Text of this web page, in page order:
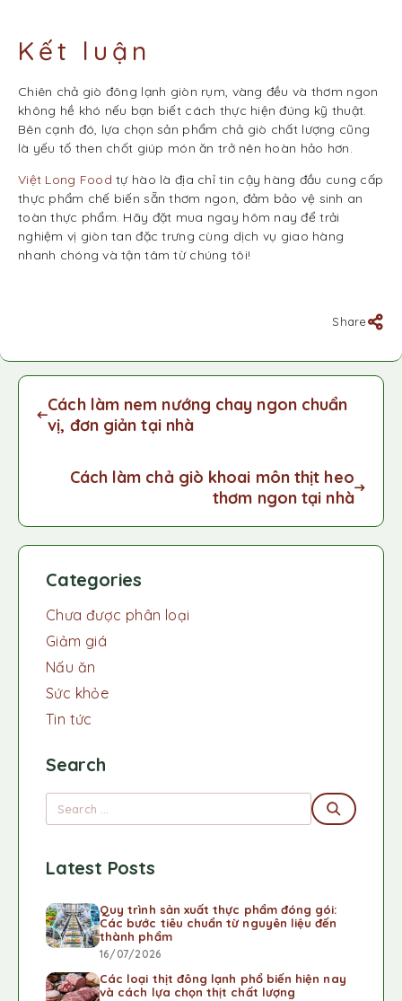
Kết luận
Chiên chả giò đông lạnh giòn rụm, vàng đều và thơm ngon
không hề khó nếu bạn biết cách thực hiện đúng kỹ thuật.
Bên cạnh đó, lựa chọn sản phẩm chả giò chất lượng cũng
là yếu tố then chốt giúp món ăn trở nên hoàn hảo hơn.
Việt Long Food tự hào là địa chỉ tin cậy hàng đầu cung cấp
thực phẩm chế biến sẵn thơm ngon, đảm bảo vệ sinh an
toàn thực phẩm. Hãy đặt mua ngay hôm nay để trải
nghiệm vị giòn tan đặc trưng cùng dịch vụ giao hàng
nhanh chóng và tận tâm từ chúng tôi!
Share
Cách làm nem nướng chay ngon chuẩn
vị, đơn giản tại nhà
Cách làm chả giò khoai môn thịt heo
thơm ngon tại nhà
Categories
Chưa được phân loại
Giảm giá
Nấu ăn
Sức khỏe
Tin tức
Search
Latest Posts
Quy trình sản xuất thực phẩm đóng gói:
Các bước tiêu chuẩn từ nguyên liệu đến
thành phẩm
16/07/2026
Các loại thịt đông lạnh phổ biến hiện nay
và cách lựa chọn thịt chất lượng